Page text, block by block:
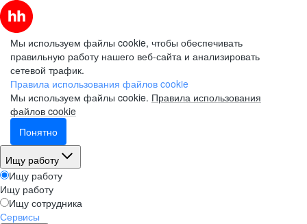
Мы используем файлы cookie, чтобы обеспечивать
правильную работу нашего веб-сайта и анализировать
сетевой трафик.
Правила использования файлов cookie
Мы используем файлы cookie. Правила использования
файлов cookie
Понятно
Ищу работу
Ищу работу
Ищу работу
Ищу сотрудника
Сервисы